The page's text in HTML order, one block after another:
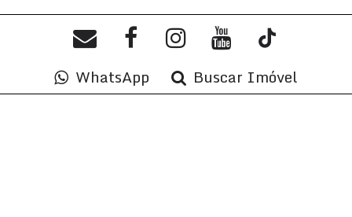
143.00m²
WhatsApp Buscar Imóvel